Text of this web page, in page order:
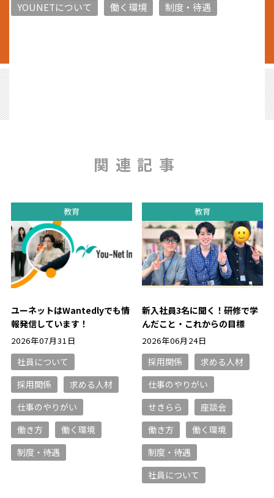
YOUNETについて 働く環境 制度・待遇
関連記事
教育
ユーネットはWantedlyでも情
報発信しています！
2026年07月31日
社員について
採用関係
求める人材
仕事のやりがい
働き方
働く環境
制度・待遇
教育
新入社員3名に聞く！研修で学
んだこと・これからの目標
2026年06月24日
採用関係
求める人材
仕事のやりがい
せきらら
座談会
働き方
働く環境
制度・待遇
社員について